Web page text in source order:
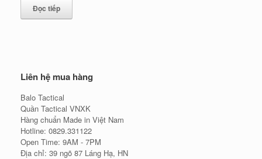
Đọc tiếp
Liên hệ mua hàng
Balo Tactical
Quần Tactical VNXK
Hàng chuẩn Made in Việt Nam
Hotline: 0829.331122
Open Time: 9AM - 7PM
Địa chỉ: 39 ngõ 87 Láng Hạ, HN